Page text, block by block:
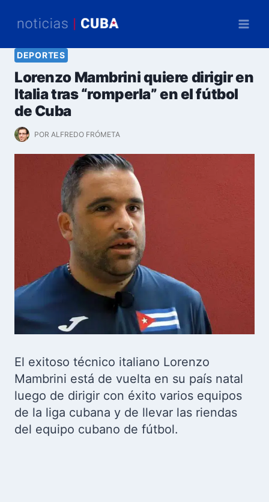
DEPORTES
Lorenzo Mambrini quiere dirigir en
Italia tras “romperla” en el fútbol
de Cuba
POR ALFREDO FRÓMETA
El exitoso técnico italiano Lorenzo
Mambrini está de vuelta en su país natal
luego de dirigir con éxito varios equipos
de la liga cubana y de llevar las riendas
del equipo cubano de fútbol.